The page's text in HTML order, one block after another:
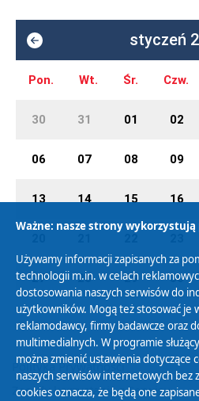
styczeń
Pon. Wt. Śr. Czw.
30 31 01 02
06 07 08 09
13 14 15 16
27 28 29 30
Polityka Prywatności
Zasady korzystania z Serwisu
Ważne: nasze strony wykorzystują
Używamy informacji zapisanych za
technologii m.in. w celach
dostosowania naszych serwisów do
użytkowników. Mogą też stosować je
reklamodawcy, firmy badawcze oraz
multimedialnych. W programie
można zmienić ustawienia dotyczące
naszych serwisów internetowych bez
cookies oznacza, że będą one